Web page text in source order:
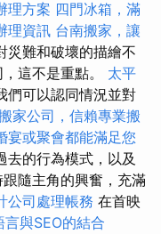
理方案 四門冰箱，滿
理資訊 台南搬家，讓
災難和破壞的描繪不
這不是重點。 太平
們可以認同情況並對
家公司，信賴專業搬
宴或聚會都能滿足您
去的行為模式，以及
隨主角的興奮，充滿
公司處理帳務 在首映
言與SEO的結合